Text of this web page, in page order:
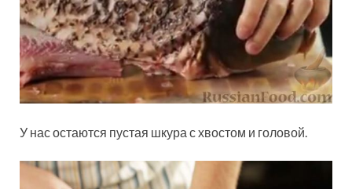
У нас остаются пустая шкура с хвостом и головой.